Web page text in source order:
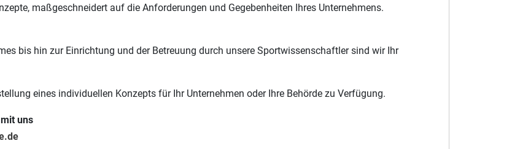
maßgeschneidert auf die Anforderungen und Gegebenheiten Ihres Unternehmens.
bis hin zur Einrichtung und der Betreuung durch unsere Sportwissenschaftler sind wir Ihr
eines individuellen Konzepts für Ihr Unternehmen oder Ihre Behörde zu Verfügung.
uns